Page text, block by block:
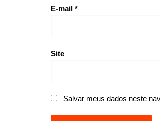
E-mail *
Site
Salvar meus dados neste